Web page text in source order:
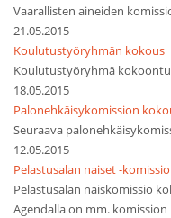
Vaarallisten aineiden
21.05.2015
Koulutustyöryhmän kokous
Koulutustyöryhmä
18.05.2015
Palonehkäisykomission
Seuraava
12.05.2015
Pelastusalan naiset -
Pelastusalan naiskomissio
Agendalla on mm.